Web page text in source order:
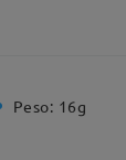
Peso: 16g